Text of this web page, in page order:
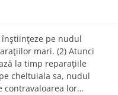
pe nudul
mari. (2) Atunci
la timp reparaţiile
cheltuiala sa, nudul
contravaloarea lor…